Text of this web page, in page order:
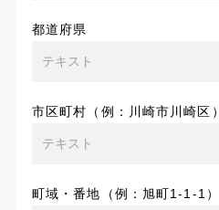
都道府県
市区町村（例：川崎市川崎区）
町域・番地（例：旭町1-1-1）